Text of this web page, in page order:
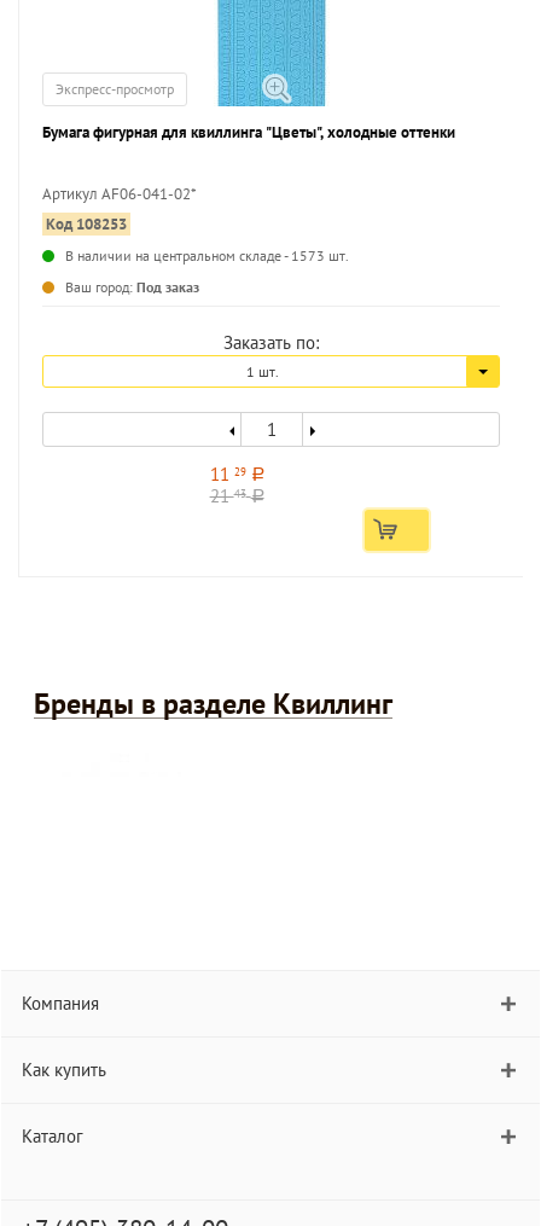
Экспресс-просмотр
Бумага фигурная для квиллинга "Цветы", холодные оттенки
Артикул AF06-041-02*
Код 108253
В наличии на центральном складе - 1573 шт.
Ваш город: Под заказ
Заказать по:
1 шт.
11 29 a
2143 a
Бренды в разделе Квиллинг
Компания
Как купить
Каталог